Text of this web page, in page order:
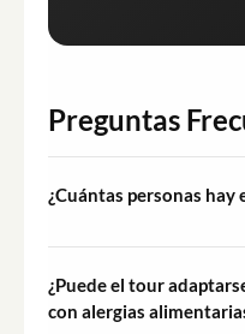
Preguntas
¿Cuántas personas hay
personal en todo
¿Puede el tour
con alergias